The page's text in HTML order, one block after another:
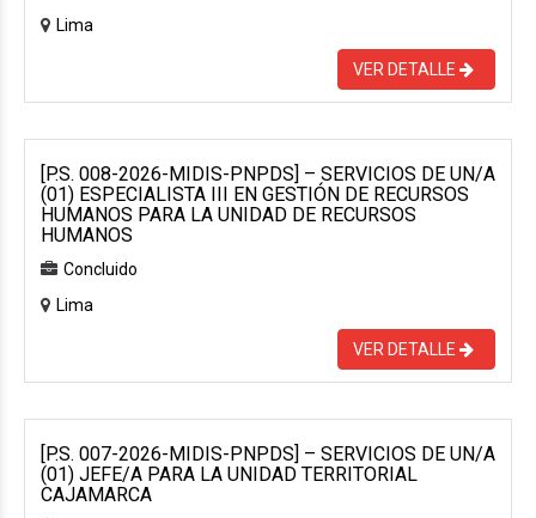
Lima
VER DETALLE
[P.S. 008-2026-MIDIS-PNPDS] – SERVICIOS DE UN/A
(01) ESPECIALISTA III EN GESTIÓN DE RECURSOS
HUMANOS PARA LA UNIDAD DE RECURSOS
HUMANOS
Concluido
Lima
VER DETALLE
[P.S. 007-2026-MIDIS-PNPDS] – SERVICIOS DE UN/A
(01) JEFE/A PARA LA UNIDAD TERRITORIAL
CAJAMARCA